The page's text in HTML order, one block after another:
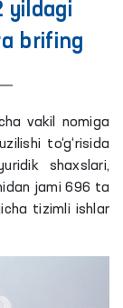
yildagi
brifing
vakil nomiga
to‘g‘risida
shaxslari,
jami 696 ta
tizimli ishlar